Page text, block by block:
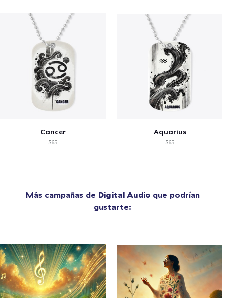
Cancer
$65
Aquarius
$65
Más campañas de Digital Audioque podrían
gustarte: